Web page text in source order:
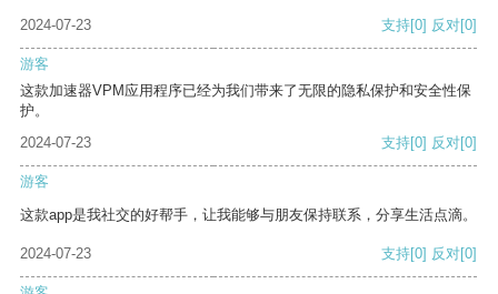
2024-07-23 支持[0] 反对[0]
游客
这款加速器VPM应用程序已经为我们带来了无限的隐私保护和安全性保
护。
2024-07-23
支持[0] 反对[0]
游客
这款app是我社交的好帮手，让我能够与朋友保持联系，分享生活点滴。
2024-07-23 支持[0] 反对[0]